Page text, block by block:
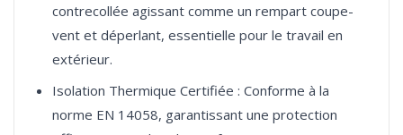
contrecollée agissant comme un rempart coupe-
vent et déperlant, essentielle pour le travail en
extérieur.
Isolation Thermique Certifiée : Conforme à la
norme EN 14058, garantissant une protection